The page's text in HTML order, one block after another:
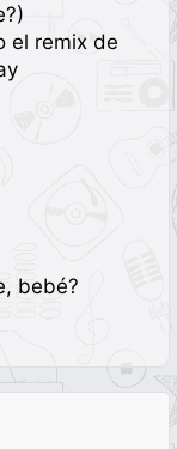
el remix de
bebé?